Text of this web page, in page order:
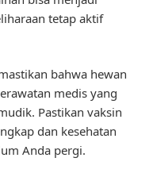
tetap aktif
bahwa hewan
medis yang
Pastikan vaksin
dan kesehatan
Anda pergi.